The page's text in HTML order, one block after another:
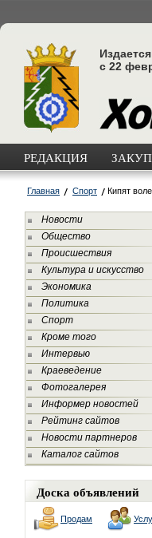
Издается
с 22
РЕДАКЦИЯ
Главная Спорт Кипят
Новости
Общество
Происшествия
Культура и искусство
Экономика
Политика
Спорт
Кроме того
Интервью
Краеведение
Фотогалерея
Информер новостей
Рейтинг сайтов
Новости партнеров
Каталог сайтов
Доска объявлений
Продам